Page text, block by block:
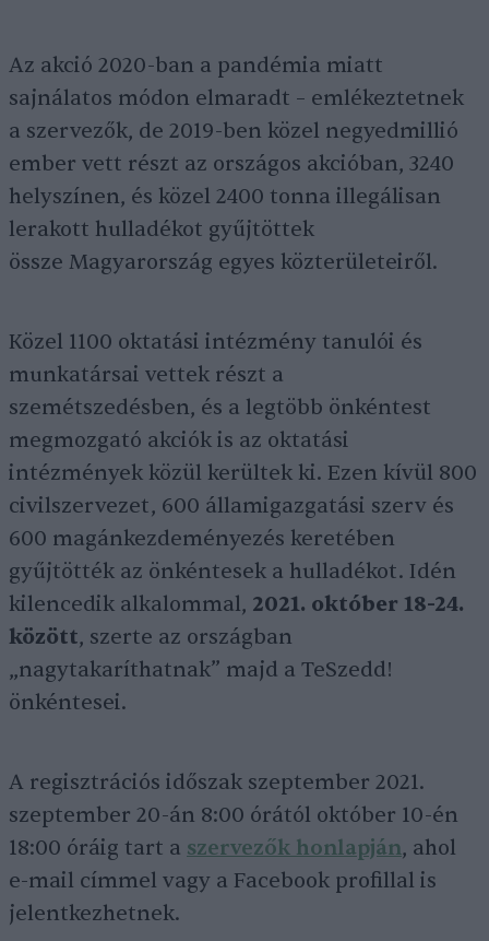
Az akció 2020-ban a pandémia miatt
sajnálatos módon elmaradt – emlékeztetnek
a szervezők, de 2019-ben közel negyedmillió
ember vett részt az országos akcióban, 3240
helyszínen, és közel 2400 tonna illegálisan
lerakott hulladékot gyűjtöttek
össze Magyarország egyes közterületeiről.
Közel 1100 oktatási intézmény tanulói és
munkatársai vettek részt a
szemétszedésben, és a legtöbb önkéntest
megmozgató akciók is az oktatási
intézmények közül kerültek ki. Ezen kívül 800
civilszervezet, 600 államigazgatási szerv és
600 magánkezdeményezés keretében
gyűjtötték az önkéntesek a hulladékot. Idén
kilencedik alkalommal, 2021. október 18-24.
között, szerte az országban
„nagytakaríthatnak” majd a TeSzedd!
önkéntesei.
A regisztrációs időszak szeptember 2021.
szeptember 20-án 8:00 órától október 10-én
18:00 óráig tart a szervezők honlapján, ahol
e-mail címmel vagy a Facebook profillal is
jelentkezhetnek.